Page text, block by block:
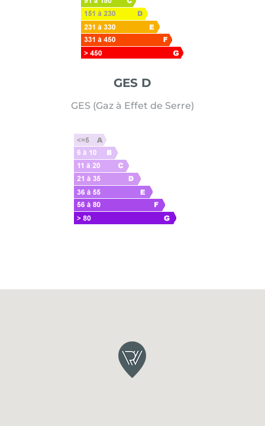
GES D
GES (Gaz à Effet de Serre)